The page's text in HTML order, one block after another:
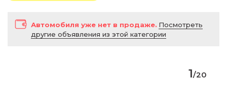
Автомобиля уже нет в продаже. Посмотреть
другие объявления из этой категории
1/20